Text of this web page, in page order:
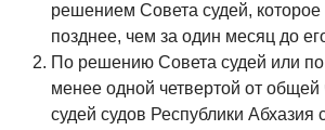
решением Совета судей,
позднее, чем за один месяц до
По решению Совета судей или
менее одной четвертой от общей
судей судов Республики Абхазия